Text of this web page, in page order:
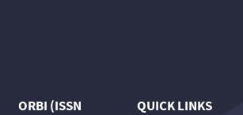
ORBI (ISSN
QUICK LINKS